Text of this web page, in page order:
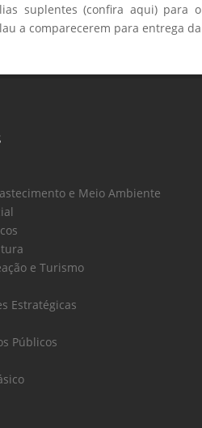
suplentes (confira aqui) para o
a comparecerem para entrega da
e Meio Ambiente
e Turismo
Estratégicas
Públicos